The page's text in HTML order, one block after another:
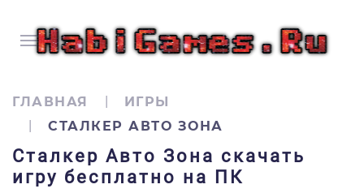
ГЛАВНАЯ
ИГРЫ
СТАЛКЕР АВТО ЗОНА
Сталкер Авто Зона скачать
игру бесплатно на ПК